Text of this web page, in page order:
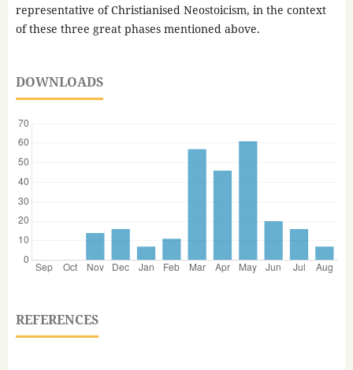
representative of Christianised Neostoicism, in the context
of these three great phases mentioned above.
DOWNLOADS
REFERENCES